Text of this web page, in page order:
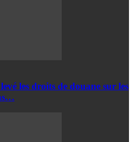
les droits de douane sur les